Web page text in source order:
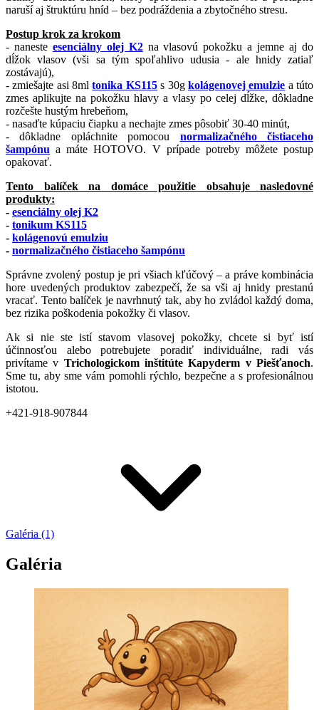
naruší aj štruktúru hníd – bez podráždenia a zbytočného stresu.
Postup krok za krokom
- naneste esenciálny olej K2na vlasovú pokožku a jemne aj do
dĺžok vlasov (vši sa tým spoľahlivo udusia - ale hnidy zatiaľ
zostávajú),
- zmiešajte asi 8mltonika KS115s 30g kolágenovej emulzie a túto
zmes aplikujte na pokožku hlavy a vlasy po celej dĺžke, dôkladne
rozčešte hustým hrebeňom,
- nasaďte kúpaciu čiapku a nechajte zmes pôsobiť 30-40 minút,
- dôkladne opláchnite pomocou normalizačného čistiaceho
šampónu a máte HOTOVO. V prípade potreby môžete postup
opakovať.
Tento balíček na domáce použitie obsahuje nasledovné
produkty:
- esenciálny olej K2
- tonikum KS115
- kolágenovú emulziu
- normalizačného čistiaceho šampónu
Správne zvolený postup je pri všiach kľúčový – a práve kombinácia
hore uvedených produktov zabezpečí, že sa vši aj hnidy prestanú
vracať. Tento balíček je navrhnutý tak, aby ho zvládol každý doma,
bez rizika poškodenia pokožky či vlasov.
Ak si nie ste istí stavom vlasovej pokožky, chcete si byť istí
účinnosťou alebo potrebujete poradiť individuálne, radi vás
privítame v Trichologickom inštitúte Kapyderm v Piešťanoch.
Sme tu, aby sme vám pomohli rýchlo, bezpečne a s profesionálnou
istotou.
+421-918-907844
Galéria (1)
Galéria